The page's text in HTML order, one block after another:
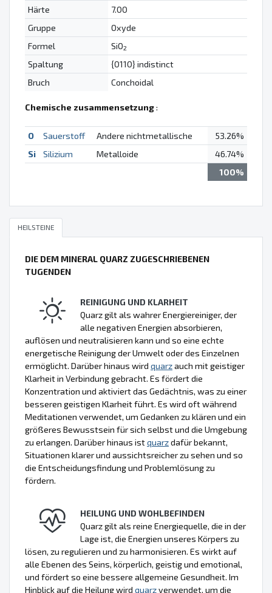
Härte
7.00
Gruppe
Oxyde
Formel
SiO2
Spaltung
{0110} indistinct
Bruch
Conchoidal
Chemische zusammensetzung:
O Sauerstoff Andere nichtmetallische
53.26%
Si
Silizium Metalloide
46.74%
100%
HEILSTEINE
DIE DEM MINERAL QUARZ ZUGESCHRIEBENEN
TUGENDEN
REINIGUNG UND KLARHEIT
Quarz gilt als wahrer Energiereiniger, der
alle negativen Energien absorbieren,
auflösen und neutralisieren kann und so eine echte
energetische Reinigung der Umwelt oder des Einzelnen
ermöglicht. Darüber hinaus wird quarzauch mit geistiger
Klarheit in Verbindung gebracht. Es fördert die
Konzentration und aktiviert das Gedächtnis, was zu einer
besseren geistigen Klarheit führt. Es wird oft während
Meditationen verwendet, um Gedanken zu klären und ein
größeres Bewusstsein für sich selbst und die Umgebung
zu erlangen. Darüber hinaus istquarzdafür bekannt,
Situationen klarer und aussichtsreicher zu sehen und so
die Entscheidungsfindung und Problemlösung zu
fördern.
HEILUNG UND WOHLBEFINDEN
Quarz gilt als reine Energiequelle, die in der
Lage ist, die Energien unseres Körpers zu
lösen, zu regulieren und zu harmonisieren. Es wirkt auf
alle Ebenen des Seins, körperlich, geistig und emotional,
und fördert so eine bessere allgemeine Gesundheit. Im
Hinblick auf die Heilung wird quarzverwendet, um die